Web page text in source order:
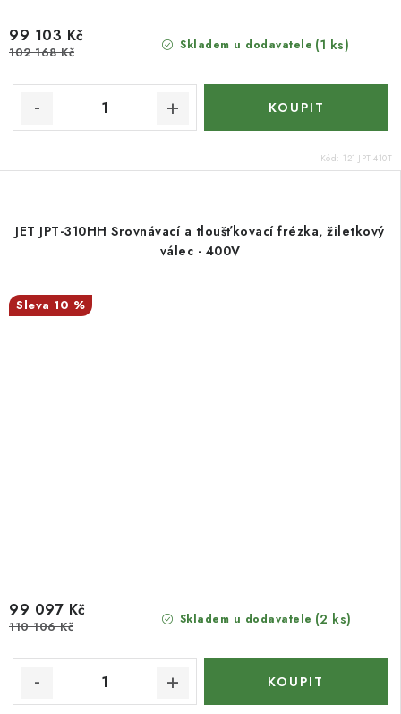
Skladem u dodavatele (1 ks)
99 103 Kč
102 168 Kč
Kód: 121-JPT-410T
JET JPT-310HH Srovnávací a tloušťkovací frézka, žiletkový
válec - 400V
10 %
Skladem u dodavatele (2 ks)
99 097 Kč
110 106 Kč